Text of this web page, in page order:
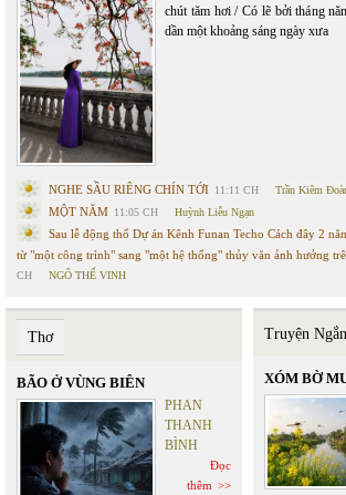
chút tăm hơi / Có lẽ bởi tháng
dần một khoảng sáng ngày xưa
NGHE SẦU RIÊNG CHÍN TỚI 11:11 CH Trần Kiêm
MỘT NĂM 11:05 CH Huỳnh Liễu Ngạn
Sau lễ động thổ Dự án Kênh Funan Techo Cách đây 2
từ "một công trình" sang "một hệ thống" thủy văn ảnh hưởng
CH
NGÔ THẾ VINH
Thơ
BÃO Ở VÙNG BIÊN
PHAN
THANH
BÌNH
Đọc
thêm
Truyện Ngắn
XÓM BỜ